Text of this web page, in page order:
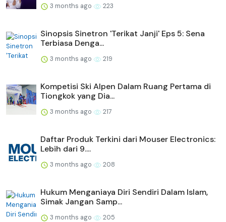
3 months ago 223
Sinopsis Sinetron 'Terikat Janji' Eps 5: Sena
Terbiasa Denga...
3 months ago 219
Kompetisi Ski Alpen Dalam Ruang Pertama di
Tiongkok yang Dia...
3 months ago 217
Daftar Produk Terkini dari Mouser Electronics:
Lebih dari 9....
3 months ago 208
Hukum Menganiaya Diri Sendiri Dalam Islam,
Simak Jangan Samp...
3 months ago 205